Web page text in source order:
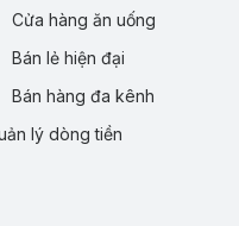
Cửa hàng ăn uống
Bán lẻ hiện đại
Bán hàng đa kênh
lý dòng tiền